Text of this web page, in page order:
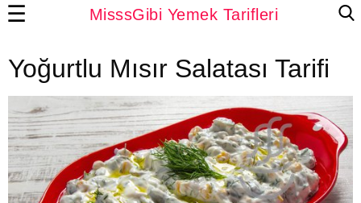
MisssGibi Yemek Tarifleri
☰
Yoğurtlu Mısır Salatası Tarifi